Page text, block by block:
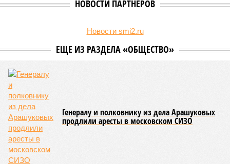
месяцев текущего года было зафиксировано 58
деяния, что превышает показатель за аналогичный период
всего 16 человек.
В соседней Северной Осетии число подростков-
правонарушителей подскочило с 10 до 17. Обе
северокавказские республики в итоге оказались в первой
пятёрке общероссийского антирейтинга.
Эти данные
Министерства внутренних дел Российской Федерации.